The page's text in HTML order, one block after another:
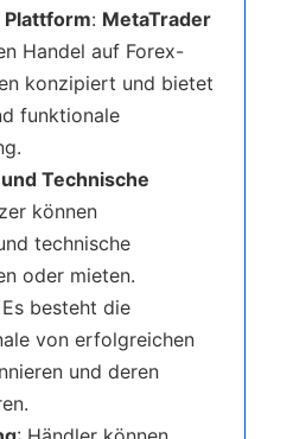
: MetaTrader
Handel auf Forex-
konzipiert und bietet
funktionale
Technische
können
technische
oder mieten.
Es besteht die
von erfolgreichen
und deren